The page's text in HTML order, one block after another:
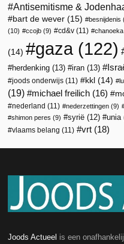
Antisemitisme &
bart de wever (15) besnijdenis
(10)
ccojb (9) cd&v (11) chanoeka
(14) gaza(122)
herdenking (13) iran (13)
joods onderwijs (11) kkl (14)
(19)
michael freilich (16)
nederland (11) nederzettingen (9)
shimon peres (9) syrië (12) unia
vlaams belang (11) vrt (18)
Joods Actueel is een